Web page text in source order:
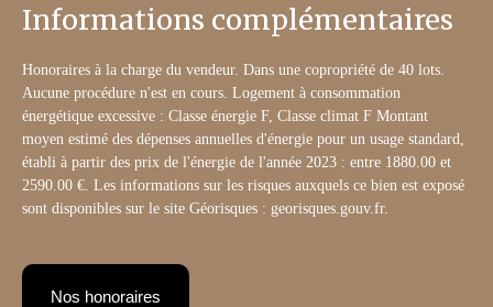
Informations complémentaires
Honoraires à la charge du vendeur. Dans une copropriété de 40 lots.
Aucune procédure n'est en cours. Logement à consommation
énergétique excessive : Classe énergie F, Classe climat F Montant
moyen estimé des dépenses annuelles d'énergie pour un usage standard,
établi à partir des prix de l'énergie de l'année 2023 : entre 1880.00 et
2590.00 €. Les informations sur les risques auxquels ce bien est exposé
sont disponibles sur le site Géorisques : georisques.gouv.fr.
Nos honoraires